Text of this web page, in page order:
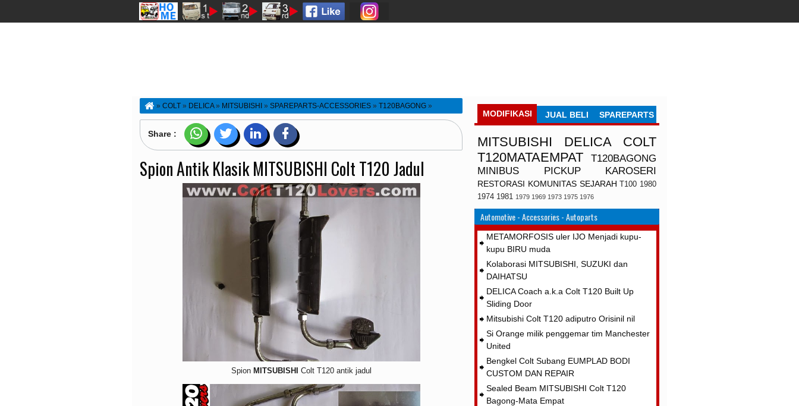
» COLT » DELICA» MITSUBISHI » SPAREPARTS-ACCESSORIES » T120BAGONG »
T120MATAEMPAT»Spion Antik Klasik MITSUBISHI Colt T120 Jadul
Share :
Spion Antik Klasik MITSUBISHI Colt T120 Jadul
Spion MITSUBISHI Colt T120 antik jadul
MODIFIKASI JUAL BELI SPAREPARTS
MITSUBISHI DELICA
COLT
T120MATAEMPAT
T120BAGONG
MINIBUS
PICKUP KAROSERI
RESTORASI KOMUNITAS SEJARAH T100 1980
1974 1981 1979 1969 1973 1975 1976
Automotive - Accessories - Autoparts
METAMORFOSIS uler IJO Menjadi kupu-
kupu BIRU muda
Kolaborasi MITSUBISHI, SUZUKI dan
DAIHATSU
DELICA Coach a.k.a Colt T120 Built Up
Sliding Door
Mitsubishi Colt T120 adiputro Orisinil nil
Si Orange milik penggemar tim Manchester
United
Bengkel Colt Subang EUMPLAD BODI
CUSTOM DAN REPAIR
Sealed Beam MITSUBISHI Colt T120
Bagong-Mata Empat